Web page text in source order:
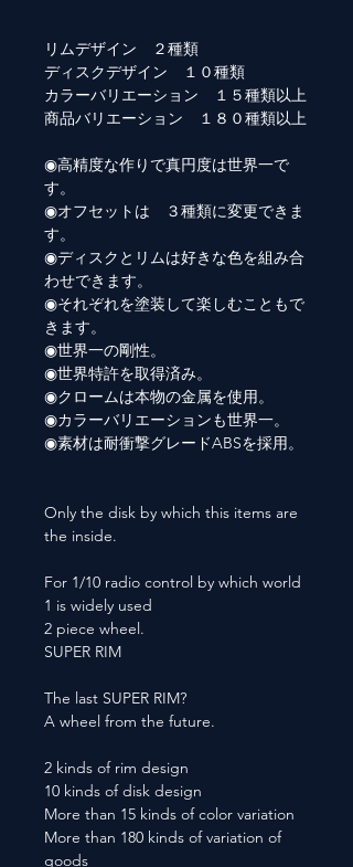
リムデザイン ２種類
ディスクデザイン １０種類
カラーバリエーション １５種類以上
商品バリエーション １８０種類以上
◉高精度な作りで真円度は世界一で
す。
◉オフセットは ３種類に変更できま
す。
◉ディスクとリムは好きな色を組み合
わせできます。
◉それぞれを塗装して楽しむこともで
きます。
◉世界一の剛性。
◉世界特許を取得済み。
◉クロームは本物の金属を使用。
◉カラーバリエーションも世界一。
◉素材は耐衝撃グレードABSを採用。
Only the disk by which this items are
the inside.
For 1/10 radio control by which world
1 is widely used
2 piece wheel.
SUPER RIM
The last SUPER RIM?
A wheel from the future.
2 kinds of rim design
10 kinds of disk design
More than 15 kinds of color variation
More than 180 kinds of variation of
goods